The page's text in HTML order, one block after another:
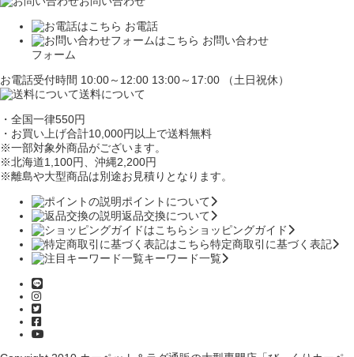
お電話
お問い合わせ
フォーム
お電話受付時間 10:00～12:00 13:00～17:00 （土日祝休）
送料について
・全国一律550円
・お買い上げ合計10,000円 以上で送料無料
※一部対象外商品がございます。
※北海道1,100円、沖縄2,200円
※離島や大型商品は別途お見積りとなります。
ポイントについて
返品交換について
ショッピングガイド
特定商取引に基づく表記
キーワード一覧